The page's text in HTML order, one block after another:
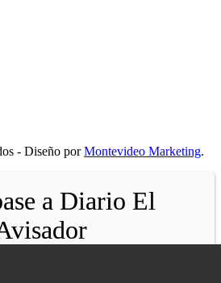
- Diseño porMontevideo Marketing.
a Diario El